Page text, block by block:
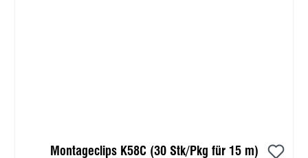
Montageclips K58C (30 Stk/Pkg für 15 m)